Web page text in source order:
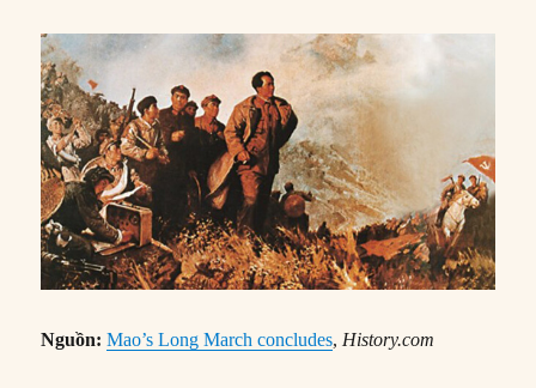
Nguồn: Mao’s Long March concludes, History.com